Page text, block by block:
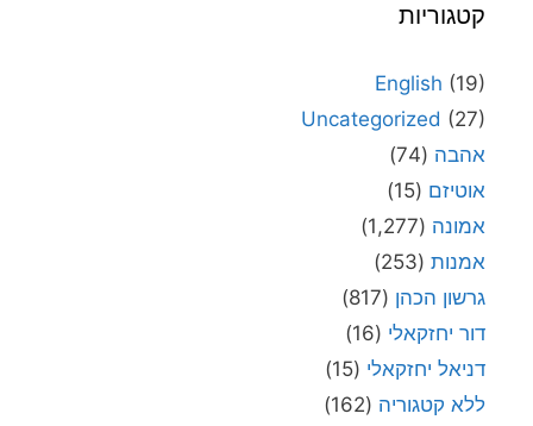
קטגוריות
English (19)
Uncategorized (27)
אהבה (74)
אוטיזם (15)
אמונה (1,277)
אמנות (253)
גרשון הכהן (817)
דור יחזקאלי (16)
דניאל יחזקאלי (15)
ללא קטגוריה (162)